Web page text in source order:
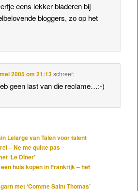
eens lekker bladeren bij
bloggers, zo op het
2005 om 21:13 schreef:
geen last van die reclame…:-)
Lelarge van Talen voor talent
– Ne me quitte pas
‘Le Dîner’
huis kopen in Frankrijk – het
met ‘Comme Saint Thomas’